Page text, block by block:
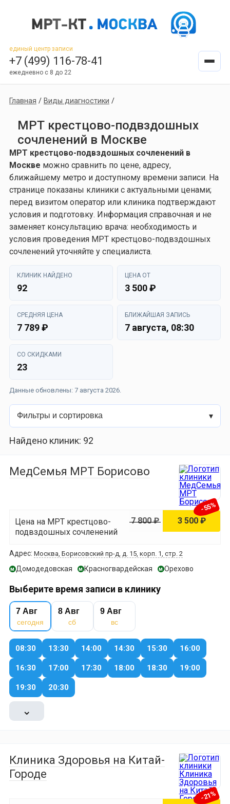
единый центр записи
+7 (499) 116-78-41
ежедневно с 8 до 22
Главная / Виды диагностики /
МРТ крестцово-подвздошных
сочленений в Москве
МРТ крестцово-подвздошных сочленений в
Москве можно сравнить по цене, адресу,
ближайшему метро и доступному времени записи. На
странице показаны клиники с актуальными ценами;
перед визитом оператор или клиника подтверждают
условия и подготовку. Информация справочная и не
заменяет консультацию врача: необходимость и
условия проведения МРТ крестцово-подвздошных
сочленений уточняйте у специалиста.
КЛИНИК НАЙДЕНО
92
ЦЕНА ОТ
3 500 ₽
СРЕДНЯЯ ЦЕНА
7 789 ₽
БЛИЖАЙШАЯ ЗАПИСЬ
7 августа, 08:30
СО СКИДКАМИ
23
Данные обновлены: 7 августа 2026.
Фильтры и сортировка
Найдено клиник: 92
МедСемья МРТ Борисово
Цена на МРТ крестцово-
подвздошных сочленений
3 500 ₽
7 800 ₽
-55%
Адрес: Москва, Борисовский пр-д, д. 15, корп. 1, стр. 2
м Домодедовская м Красногвардейская м Орехово
Выберите время записи в клинику
7 Авг
сегодня
8 Авг
сб
9 Авг
вс
08:30 13:30 14:00 14:30 15:30 16:00
16:30 17:00 17:30 18:00 18:30 19:00
19:30 20:30
⌄
Клиника Здоровья на Китай-
Городе
-21%